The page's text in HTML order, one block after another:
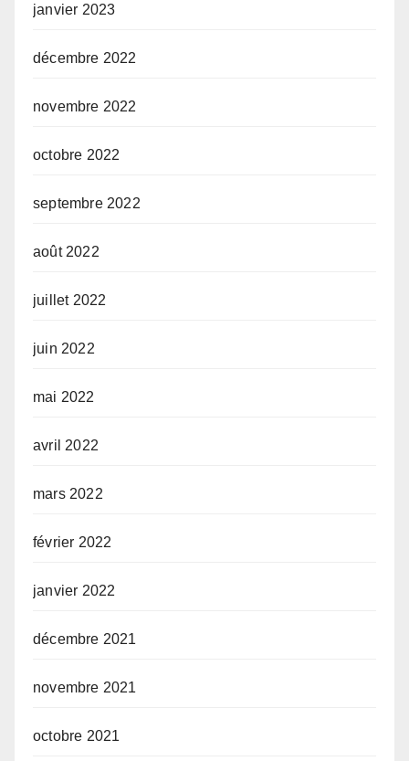
janvier 2023
décembre 2022
novembre 2022
octobre 2022
septembre 2022
août 2022
juillet 2022
juin 2022
mai 2022
avril 2022
mars 2022
février 2022
janvier 2022
décembre 2021
novembre 2021
octobre 2021